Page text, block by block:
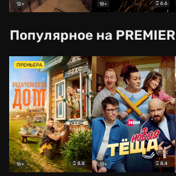
12+ 18+ 6.6
Популярное на PREMIER
16+ 8.8
ПРЕМЬЕРА
18+ 8.4